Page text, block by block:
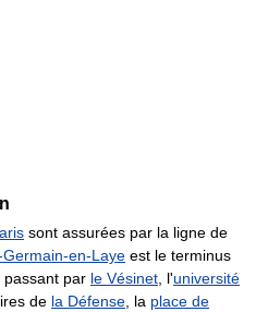
sont assurées par la ligne de
en-Laye est le terminus
passant par le Vésinet , l'université
de la Défense , la place de